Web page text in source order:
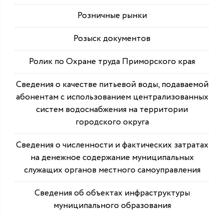
Розничные рынки
Розыск документов
Ролик по Охране труда Приморского края
Сведения о качестве питьевой воды, подаваемой
абонентам с использованием централизованных
систем водоснабжения на территории
городского округа
Сведения о численности и фактических затратах
на денежное содержание муниципальных
служащих органов местного самоуправления
Сведения об объектах инфраструктуры
муниципального образования